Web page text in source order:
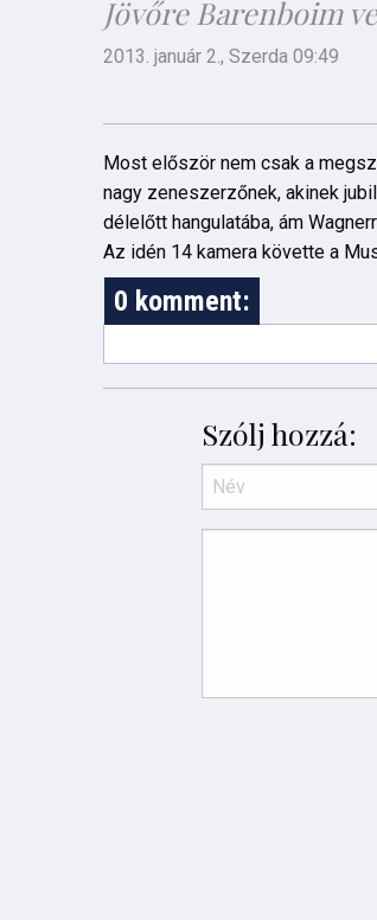
Jövőre Barenboim
2013. január 2., Szerda 09:49
Most először nem csak a
nagy zeneszerzőnek, akinek
délelőtt hangulatába, ám
Az idén 14 kamera követte a
0 komment:
Szólj hozzá: